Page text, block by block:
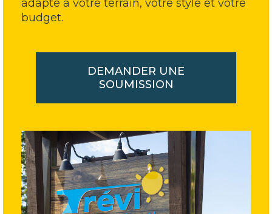
adapté à votre terrain, votre style et votre
budget.
DEMANDER UNE
SOUMISSION